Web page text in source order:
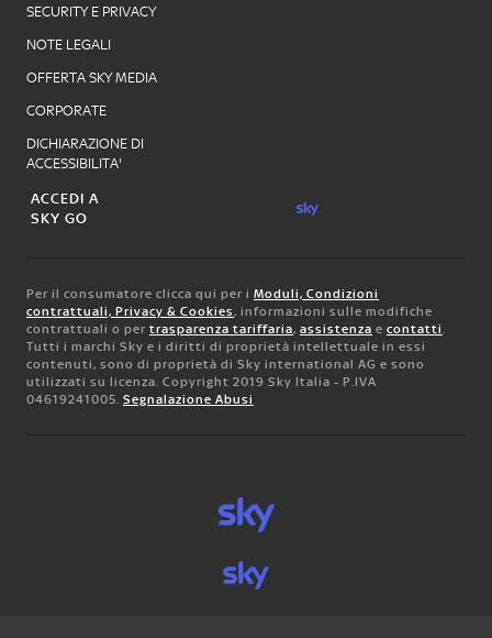
SECURITY E PRIVACY
NOTE LEGALI
OFFERTA SKY MEDIA
CORPORATE
DICHIARAZIONE DI
ACCESSIBILITA'
ACCEDI A
SKY GO
Per il consumatore clicca qui per i Moduli, Condizioni
contrattuali, Privacy & Cookies, informazioni sulle modifiche
contrattuali o per trasparenza tariffaria, assistenza e contatti.
Tutti i marchi Sky e i diritti di proprietà intellettuale in essi
contenuti, sono di proprietà di Sky international AG e sono
utilizzati su licenza. Copyright 2019 Sky Italia - P.IVA
04619241005. Segnalazione Abusi